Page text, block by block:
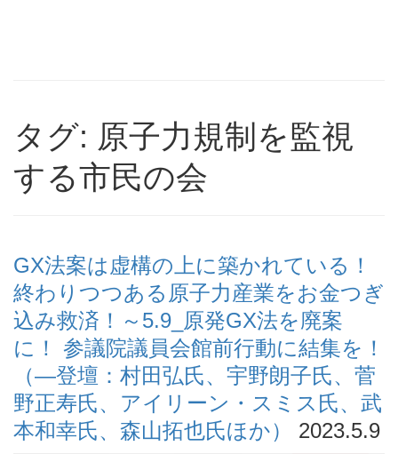
タグ: 原子力規制を監視
する市民の会
GX法案は虚構の上に築かれている！
終わりつつある原子力産業をお金つぎ
込み救済！～5.9_原発GX法を廃案
に！ 参議院議員会館前行動に結集を！
（―登壇：村田弘氏、宇野朗子氏、菅
野正寿氏、アイリーン・スミス氏、武
本和幸氏、森山拓也氏ほか）
2023.5.9